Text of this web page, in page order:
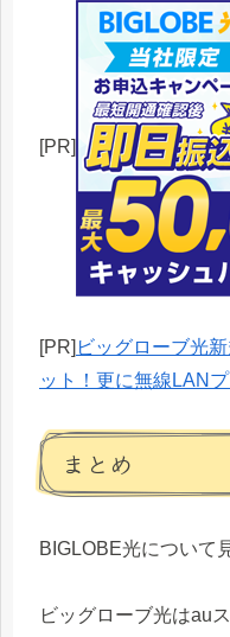
[PR]
[PR] ビッグローブ光
ット！更に無線LANプ
まとめ
BIGLOBE光について
ビッグローブ光はau